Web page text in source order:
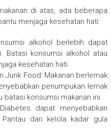
di atas, ada beberapa
menjaga kesehatan hati:
alkohol berlebih dapat
Batasi konsumsi alkohol atau
kesehatan hati.
Junk Food: Makanan berlemak
penumpukan lemak
konsumsi makanan ini.
dapat menyebabkan
dan kelola kadar gula